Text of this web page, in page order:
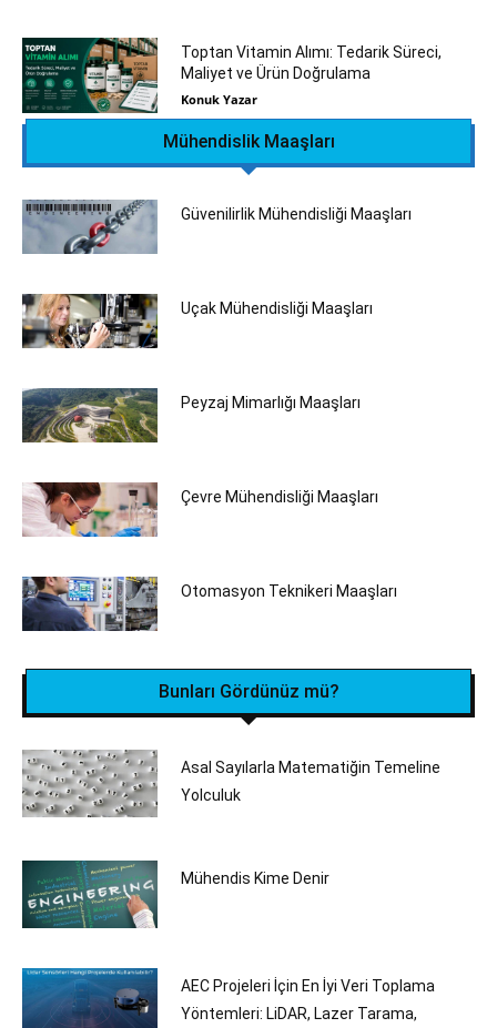
Toptan Vitamin Alımı: Tedarik Süreci,
Maliyet ve Ürün Doğrulama
Konuk Yazar
Mühendislik Maaşları
Güvenilirlik Mühendisliği Maaşları
Uçak Mühendisliği Maaşları
Peyzaj Mimarlığı Maaşları
Çevre Mühendisliği Maaşları
Otomasyon Teknikeri Maaşları
Bunları Gördünüz mü?
Asal Sayılarla Matematiğin Temeline
Yolculuk
Mühendis Kime Denir
AEC Projeleri İçin En İyi Veri Toplama
Yöntemleri: LiDAR, Lazer Tarama,